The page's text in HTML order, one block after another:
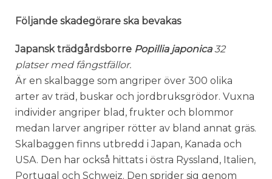
Följande skadegörare ska bevakas
Japansk trädgårdsborre Popillia japonica32
platser med fångstfällor.
Är en skalbagge som angriper över 300 olika
arter av träd, buskar och jordbruksgrödor. Vuxna
individer angriper blad, frukter och blommor
medan larver angriper rötter av bland annat gräs.
Skalbaggen finns utbredd i Japan, Kanada och
USA. Den har också hittats i östra Ryssland, Italien,
Portugal och Schweiz. Den sprider sig genom